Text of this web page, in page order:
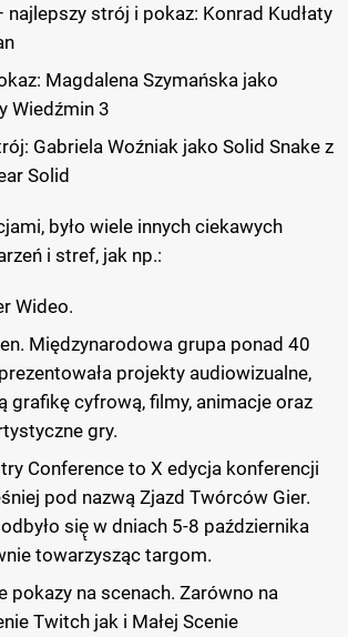
najlepszy strój i pokaz: Konrad Kudłaty
Magdalena Szymańska jako
Wiedźmin 3
Gabriela Woźniak jako Solid Snake z
Solid
było wiele innych ciekawych
i stref, jak np.:
Wideo.
Międzynarodowa grupa ponad 40
projekty audiowizualne,
grafikę cyfrową, filmy, animacje oraz
gry.
Conference to X edycja konferencji
pod nazwą Zjazd Twórców Gier.
się̨ w dniach 5-8 października
towarzysząc targom.
pokazy na scenach. Zarówno na
Twitch jak i Małej Scenie